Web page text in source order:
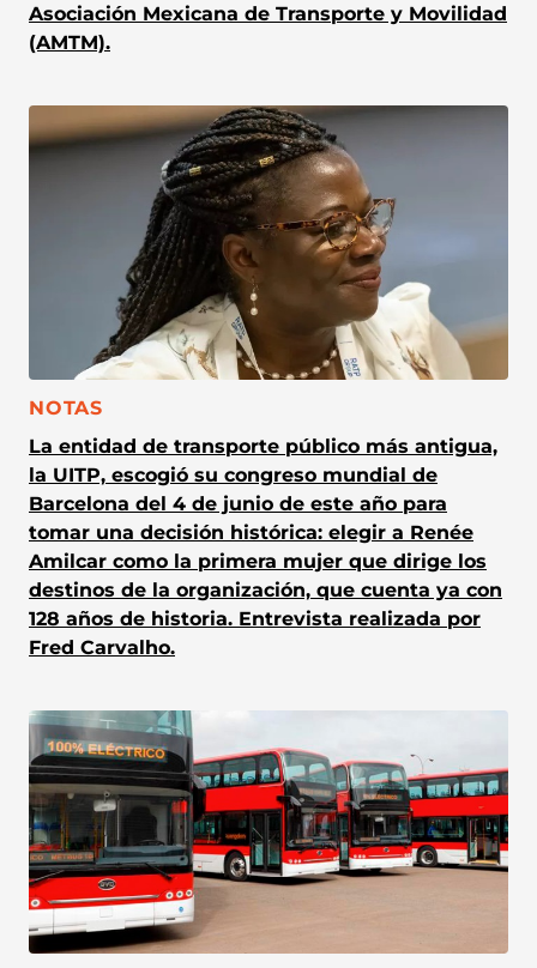
Asociación Mexicana de Transporte y Movilidad
(AMTM).
CATEGORÍA:
NOTAS
La entidad de transporte público más antigua,
la UITP, escogió su congreso mundial de
Barcelona del 4 de junio de este año para
tomar una decisión histórica: elegir a Renée
Amilcar como la primera mujer que dirige los
destinos de la organización, que cuenta ya con
128 años de historia. Entrevista realizada por
Fred Carvalho.